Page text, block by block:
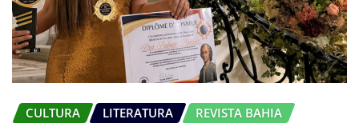
CULTURA LITERATURA REVISTA BAHIA